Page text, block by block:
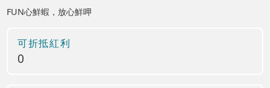
FUN心鮮蝦，放心鮮呷
可折抵紅利
0